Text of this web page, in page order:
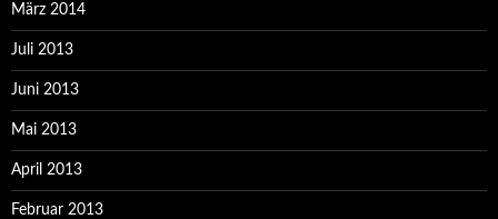
März 2014
Juli 2013
Juni 2013
Mai 2013
April 2013
Februar 2013